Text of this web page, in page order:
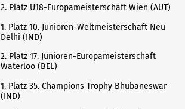
2. Platz U18-Europameisterschaft Wien (AUT)
1. Platz 10. Junioren-Weltmeisterschaft Neu
Delhi (IND)
2. Platz 17. Junioren-Europameisterschaft
Waterloo (BEL)
1. Platz 35. Champions Trophy Bhubaneswar
(IND)